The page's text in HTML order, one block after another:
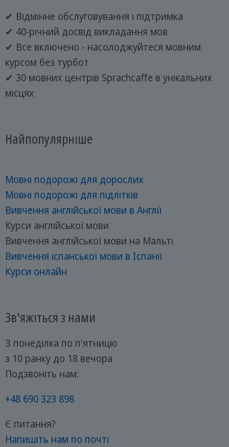
✔ Відмінне обслуговування і підтримка
✔ 40-річний досвід викладання мов
✔ Все включено - насолоджуйтеся мовним
курсом без турбот
✔ 30 мовних центрів Sprachcaffe в унікальних
місцях
Найпопулярніше
Мовні подорожі для дорослих
Мовні подорожі для підлітків
Вивчення англійської мови в Англії
Курси англійської мови
Вивчення англійської мови на Мальті
Вивчення іспанської мови в Іспанії
Курси онлайн
Зв'яжіться з нами
З понеділка по п'ятницю
з 10 ранку до 18 вечора
Подзвоніть нам:
+48 690 323 898
Є питання?
Напишіть нам по почті